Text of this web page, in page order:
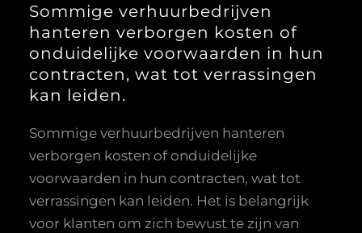
Sommige verhuurbedrijven
hanteren verborgen kosten of
onduidelijke voorwaarden in hun
contracten, wat tot verrassingen
kan leiden.
Sommige verhuurbedrijven hanteren
verborgen kosten of onduidelijke
voorwaarden in hun contracten, wat tot
verrassingen kan leiden. Het is belangrijk
voor klanten om zich bewust te zijn van